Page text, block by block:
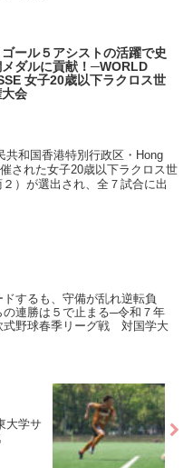
ール５アシストの活躍で史
メダルに貢献！─WORLD
女子20歳以下ラクロス世
会
和国香港特別行政区・Hong
された女子20歳以下ラクロス世
）が選出され、全７試合に出
するも、守備が乱れ逆転負
の連勝は５で止まる─令和７年
式野球春季リーグ戦 対国学大
大学サ